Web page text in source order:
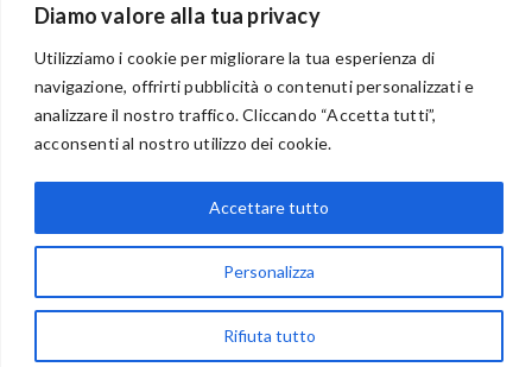
Diamo valore alla tua privacy
Utilizziamo i cookie per migliorare la tua esperienza di
navigazione, offrirti pubblicità o contenuti personalizzati e
analizzare il nostro traffico. Cliccando “Accetta tutti”,
acconsenti al nostro utilizzo dei cookie.
Personalizza
Rifiuta tutto
Accettare tutto
BENVENUTI NEL PORTALE RIVENDITORI
via Acqua delle Noci 12
83024 Monteforte Irpino (AV)
(+39) 081-7777233